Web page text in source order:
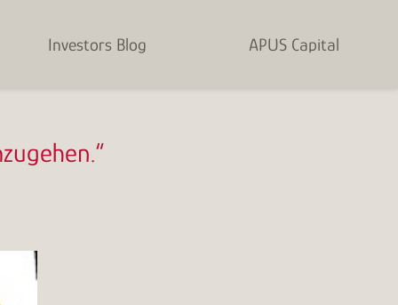
Investors Blog APUS Capital